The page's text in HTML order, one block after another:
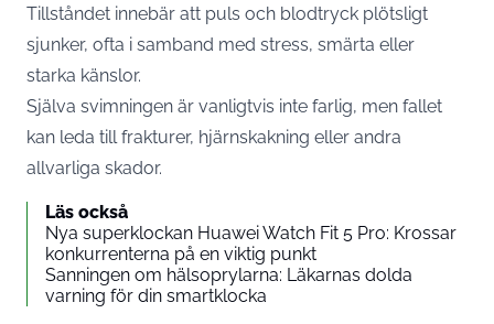
Tillståndet innebär att puls och blodtryck plötsligt
sjunker, ofta i samband med stress, smärta eller
starka känslor.
Själva svimningen är vanligtvis inte farlig, men fallet
kan leda till frakturer, hjärnskakning eller andra
allvarliga skador.
Läs också
Nya superklockan Huawei Watch Fit 5 Pro: Krossar
konkurrenterna på en viktig punkt
Sanningen om hälsoprylarna: Läkarnas dolda
varning för din smartklocka